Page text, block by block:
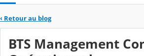
‹ Retour au blog
BTS Management